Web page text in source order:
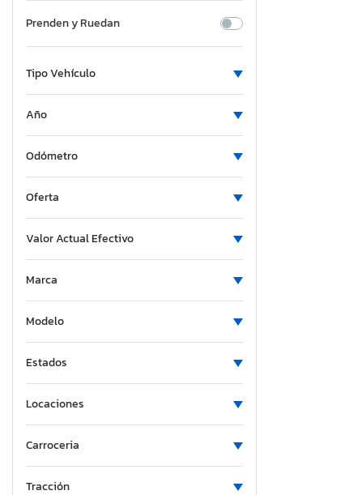
Prenden y Ruedan
Tipo Vehículo
Año
Odómetro
Oferta
Valor Actual Efectivo
Marca
Modelo
Estados
Locaciones
Carroceria
Tracción